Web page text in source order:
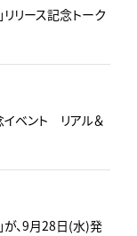
リース記念トーク
ベント リアル＆
、9月28日(水)発